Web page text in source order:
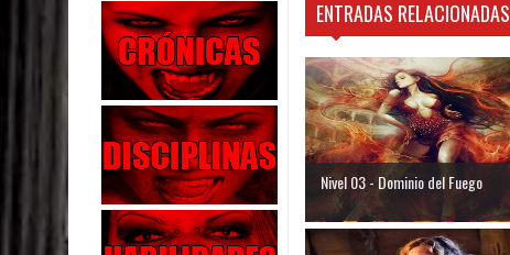
ENTRADAS RELACIONADAS
Nivel 03 - Dominio del Fuego